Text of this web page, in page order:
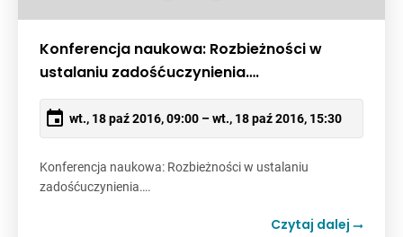
Konferencja naukowa: Rozbieżności w
ustalaniu zadośćuczynienia….
wt., 18 paź 2016, 09:00 – wt., 18 paź 2016, 15:30
Konferencja naukowa: Rozbieżności w ustalaniu
zadośćuczynienia….
Czytaj dalej